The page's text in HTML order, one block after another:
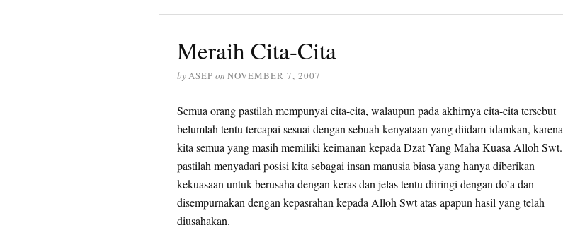
Meraih Cita-Cita
byASEP on NOVEMBER 7, 2007
Semua orang pastilah mempunyai cita-cita, walaupun pada akhirnya cita-cita tersebut
belumlah tentu tercapai sesuai dengan sebuah kenyataan yang diidam-idamkan, karena
kita semua yang masih memiliki keimanan kepada Dzat Yang Maha Kuasa Alloh Swt.
pastilah menyadari posisi kita sebagai insan manusia biasa yang hanya diberikan
kekuasaan untuk berusaha dengan keras dan jelas tentu diiringi dengan do’a dan
disempurnakan dengan kepasrahan kepada Alloh Swt atas apapun hasil yang telah
diusahakan.